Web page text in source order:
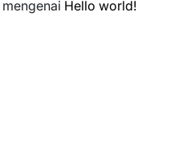
mengenai Hello world!